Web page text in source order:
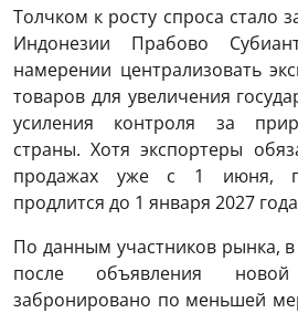
Толчком к росту спроса стало
Индонезии Прабово
намерении централизовать
товаров для увеличения
усиления контроля за
страны. Хотя экспортеры
продажах уже с 1 июня,
продлится до 1 января 2027
По данным участников рынка, в
после объявления
забронировано по меньшей